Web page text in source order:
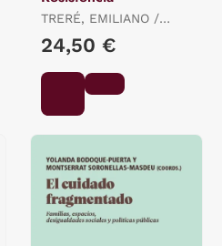
TRERÉ, EMILIANO /
BONINI, TIZIANO
24,50 €